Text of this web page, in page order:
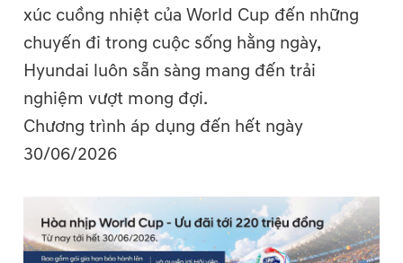
xúc cuồng nhiệt của World Cup đến những
chuyến đi trong cuộc sống hằng ngày,
Hyundai luôn sẵn sàng mang đến trải
nghiệm vượt mong đợi.
Chương trình áp dụng đến hết ngày
30/06/2026